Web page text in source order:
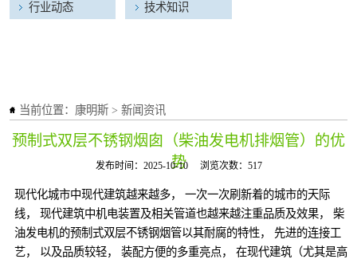
当前位置： 康明斯 > 新闻资讯
预制式双层不锈钢烟囱（柴油发电机排烟管）的优
势
发布时间：2025-10-10 浏览次数：517
现代化城市中现代建筑越来越多， 一次一次刷新着的城市的天际
线， 现代建筑中机电装置及相关管道也越来越注重品质及效果， 柴
油发电机的预制式双层不锈钢烟管以其耐腐的特性， 先进的连接工
艺， 以及品质较轻， 装配方便的多重亮点， 在现代建筑（尤其是高
行业动态 技术知识